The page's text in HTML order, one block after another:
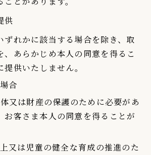
供
ずれかに該当する場合を除き、取
、あらかじめ本人の同意を得るこ
供いたしません。
合
又は財産の保護のために必要があ
お客さま本人の同意を得ることが
又は児童の健全な育成の推進のた